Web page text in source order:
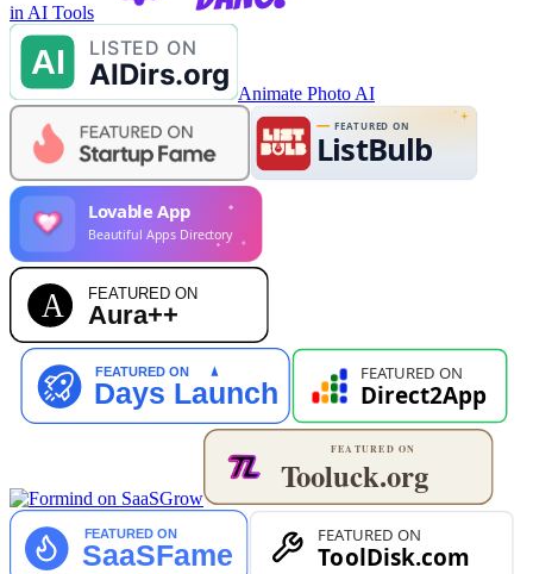
in AI Tools
Animate Photo AI